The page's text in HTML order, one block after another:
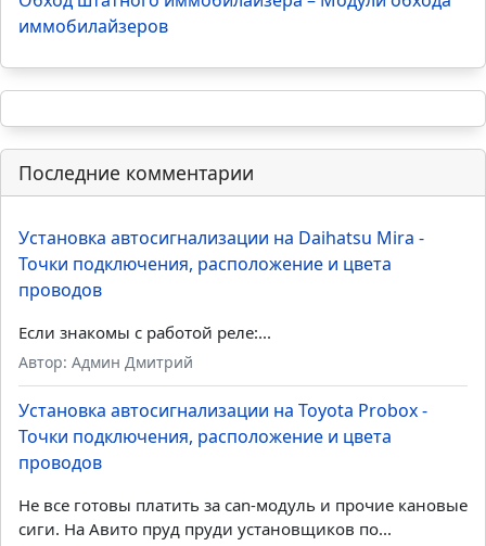
Популярное TOP
Установка автосигнализации на Лада Приора -
Точки подключения, расположение и цвета
проводов
Установка автосигнализации на Лада Гранта - Точки
подключения, расположение и цвета проводов
Установка автосигнализации на KIA Rio - Точки
подключения, расположение и цвета проводов
Установка автосигнализации на Ford Focus - Точки
подключения, расположение и цвета проводов
Обход штатного иммобилайзера – Модули обхода
иммобилайзеров